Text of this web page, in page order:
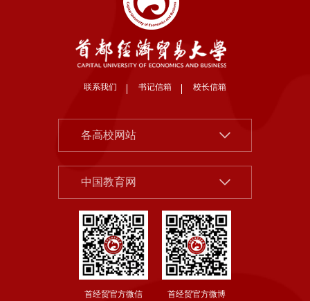
各高校网站
北京大学
清华大学
中国人民大学
中央财经大学
对外经济贸易大学
上海财经大学
中国教育网
中国社会科学院
北京市教委
首都之窗
教育部
国家哲学社科规划办公室
国务院发展研究中心
联系我们 书记信箱 校长信箱
首经贸官方微信 首经贸官方微博